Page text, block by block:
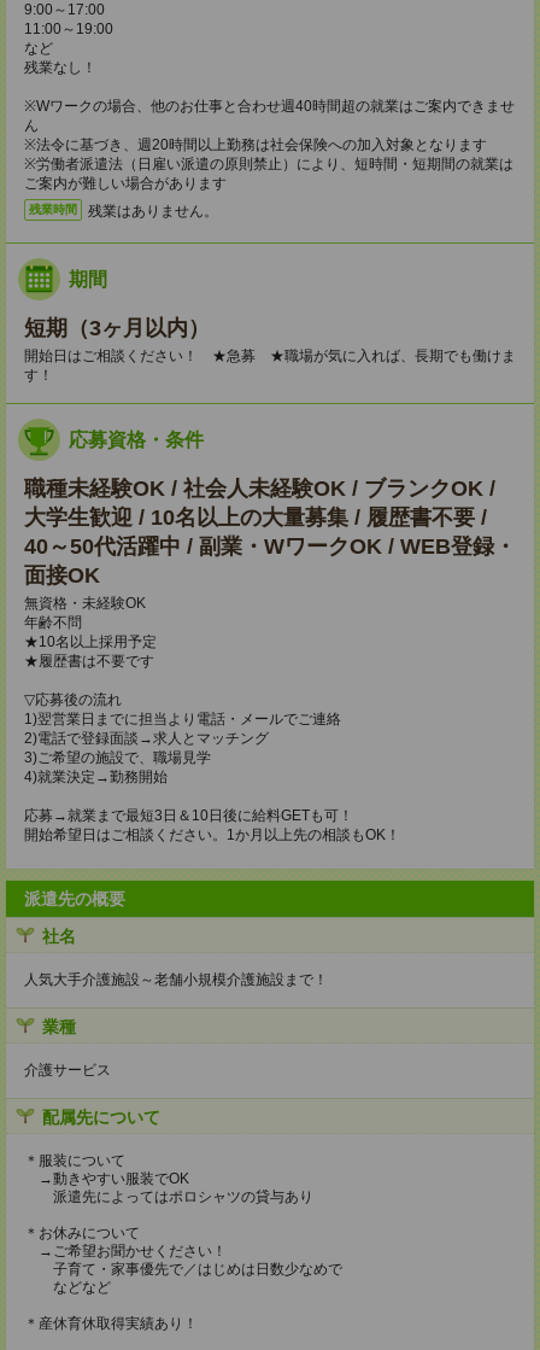
9:00～17:00
11:00～19:00
など
残業なし！
※Wワークの場合、他のお仕事と合わせ週40時間超の就業はご案内できませ
ん
※法令に基づき、週20時間以上勤務は社会保険への加入対象となります
※労働者派遣法（日雇い派遣の原則禁止）により、短時間・短期間の就業は
ご案内が難しい場合があります
残業時間 残業はありません。
期間
短期（3ヶ月以内）
開始日はご相談ください！ ★急募 ★職場が気に入れば、長期でも働けま
す！
応募資格・条件
職種未経験OK / 社会人未経験OK / ブランクOK /
大学生歓迎 / 10名以上の大量募集 / 履歴書不要 /
40～50代活躍中 / 副業・WワークOK / WEB登録・
面接OK
無資格・未経験OK
年齢不問
★10名以上採用予定
★履歴書は不要です
▽応募後の流れ
1)翌営業日までに担当より電話・メールでご連絡
2)電話で登録面談→求人とマッチング
3)ご希望の施設で、職場見学
4)就業決定→勤務開始
応募→就業まで最短3日＆10日後に給料GETも可！
開始希望日はご相談ください。1か月以上先の相談もOK！
派遣先の概要
社名
人気大手介護施設～老舗小規模介護施設まで！
業種
介護サービス
配属先について
＊服装について
→動きやすい服装でOK
派遣先によってはポロシャツの貸与あり
＊お休みについて
→ご希望お聞かせください！
子育て・家事優先で／はじめは日数少なめで
などなど
＊産休育休取得実績あり！